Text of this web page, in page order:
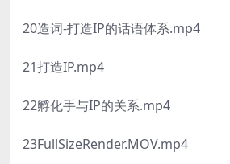
20造词-打造IP的话语体系.mp4
21打造IP.mp4
22孵化手与IP的关系.mp4
23FullSizeRender.MOV.mp4